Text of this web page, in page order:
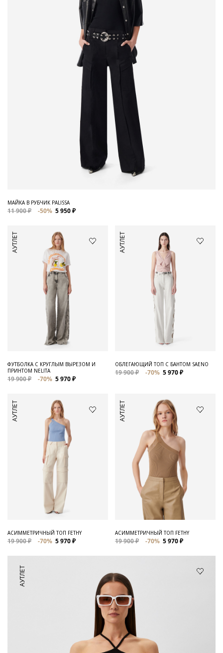
МАЙКА В РУБЧИК PALISSA
11 900 ₽ -50% 5 950 ₽
АУТЛЕТ
ФУТБОЛКА С КРУГЛЫМ ВЫРЕЗОМ И
ПРИНТОМ NELITA
19 900 ₽ -70% 5 970 ₽
АУТЛЕТ
ОБЛЕГАЮЩИЙ ТОП С БАНТОМ SAENO
19 900 ₽ -70% 5 970 ₽
АУТЛЕТ
АСИММЕТРИЧНЫЙ ТОП FETHY
19 900 ₽ -70% 5 970 ₽
АУТЛЕТ
АСИММЕТРИЧНЫЙ ТОП FETHY
19 900 ₽ -70% 5 970 ₽
АУТЛЕТ